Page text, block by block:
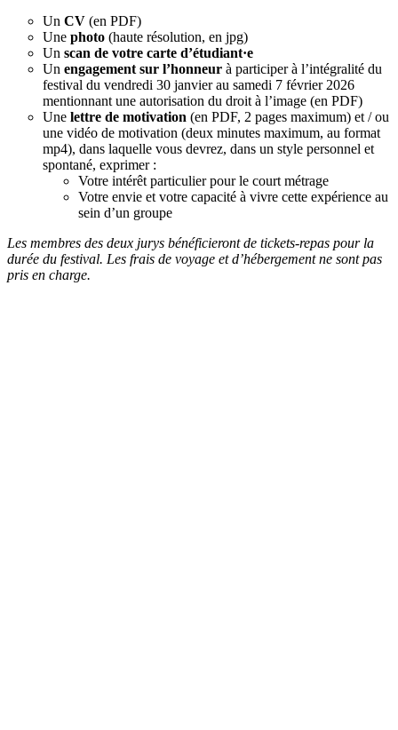
Un CV (en PDF)
Une photo (haute résolution, en jpg)
Un scan de votre carte d’étudiant·e
Un engagement sur l’honneur à participer à l’intégralité du
festival du vendredi 30 janvier au samedi 7 février 2026
mentionnant une autorisation du droit à l’image (en PDF)
Une lettre de motivation (en PDF, 2 pages maximum) et / ou
une vidéo de motivation (deux minutes maximum, au format
mp4), dans laquelle vous devrez, dans un style personnel et
spontané, exprimer :
Votre intérêt particulier pour le court métrage
Votre envie et votre capacité à vivre cette expérience au
sein d’un groupe
Les membres des deux jurys bénéficieront de tickets-repas pour la
durée du festival. Les frais de voyage et d’hébergement ne sont pas
pris en charge.